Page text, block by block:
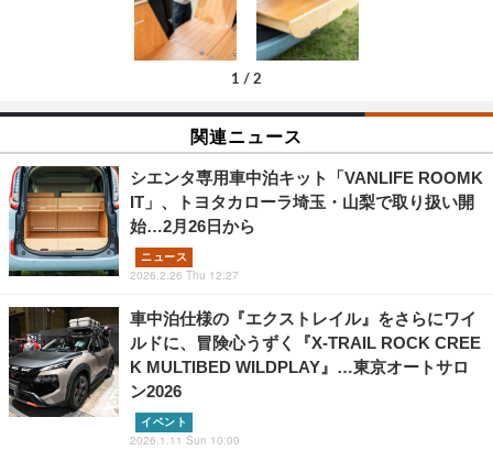
1 / 2
関連ニュース
シエンタ専用車中泊キット「VANLIFE ROOMK
IT」、トヨタカローラ埼玉・山梨で取り扱い開
始…2月26日から
ニュース
2026.2.26 Thu 12:27
車中泊仕様の『エクストレイル』をさらにワイ
ルドに、冒険心うずく『X-TRAIL ROCK CREE
K MULTIBED WILDPLAY』…東京オートサロ
ン2026
イベント
2026.1.11 Sun 10:00